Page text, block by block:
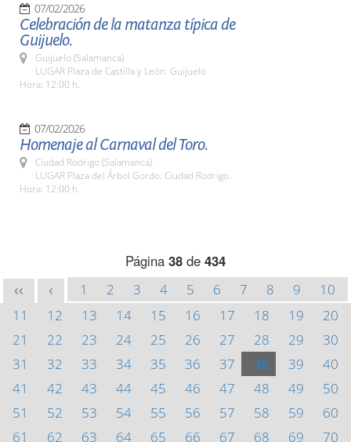
07/02/2026
Celebración de la matanza típica de
Guijuelo.
Guijuelo (Salamanca)
LUGAR Plaza de Castilla y León. Guijuelo
Hora: 12:00 h.
07/02/2026
Homenaje al Carnaval del Toro.
Ciudad Rodrigo (Salamanca)
LUGAR Plaza del Árbol Gordo. Ciudad Rodrigo.
Hora: 12:00 h.
Página 38 de 434
<< < 1 2 3 4 5 6 7 8 9
10
11
12 13 14 15 16 17 18 19
20
21
22 23 24 25 26 27 28 29
30
31
32 33 34 35 36 37 38 39
40
41
42 43 44 45 46 47 48 49
50
51
52 53 54 55 56 57 58 59
60
61
62 63 64 65 66 67 68 69
70